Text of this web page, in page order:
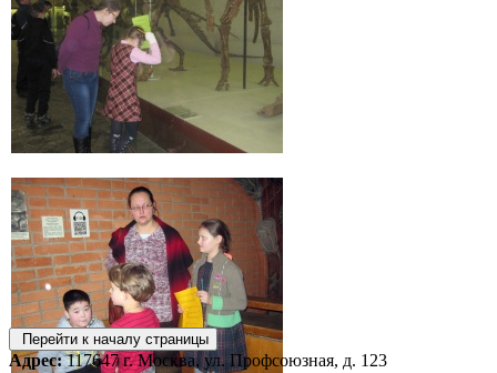
Перейти к началу страницы
Адрес:117647 г. Москва, ул. Профсоюзная, д. 123